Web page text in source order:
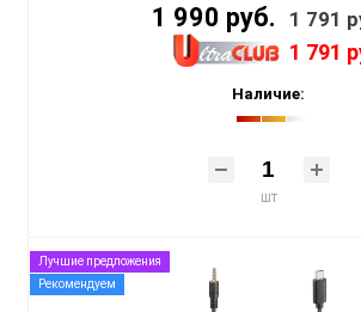
1 990 руб. 1 791
1 791
Наличие:
шт
Лучшие предложения
Рекомендуем